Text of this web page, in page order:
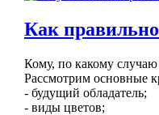
Как
Кому, по какому
Рассмотрим основные
- будущий обладатель;
- виды цветов;